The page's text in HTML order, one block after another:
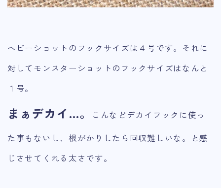
ヘビーショットのフックサイズは４号です。それに
対してモンスターショットのフックサイズはなんと
１号。
まぁデカイ…。
こんなどデカイフックに使っ
た事もないし、根がかりしたら回収難しいな。と感
じさせてくれる太さです。